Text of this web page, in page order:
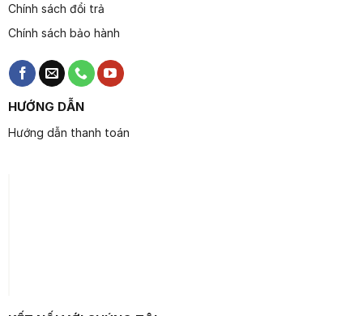
Chính sách đổi trả
Chính sách bảo hành
HƯỚNG DẪN
Hướng dẫn thanh toán